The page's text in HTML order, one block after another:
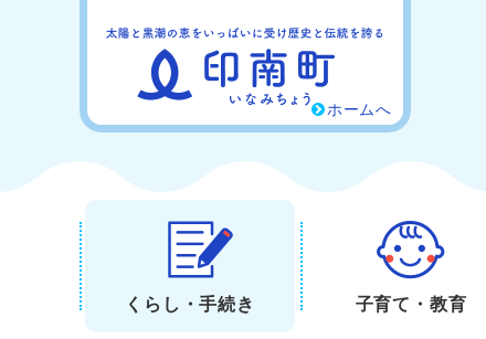
ホームへ
くらし・手続き 子育て・教育